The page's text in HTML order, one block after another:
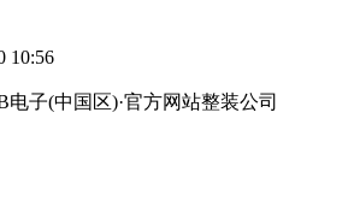
10:56
电子(中国区)·官方网站整装公司